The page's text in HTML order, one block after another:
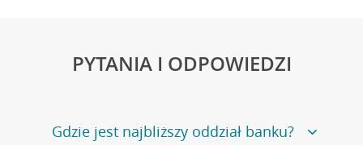
PYTANIA I ODPOWIEDZI
Gdzie jest najbliższy oddział banku?